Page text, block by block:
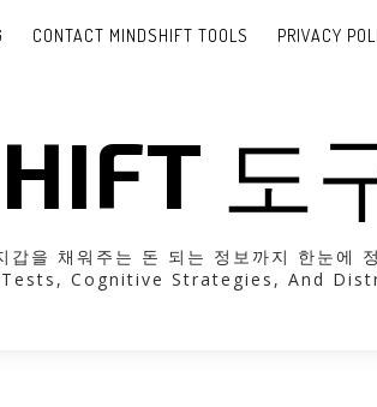
CONTACT MINDSHIFT TOOLS PRIVACY
도
갑을 채워주는 돈 되는 정보까지 한
Cognitive Strategies, And